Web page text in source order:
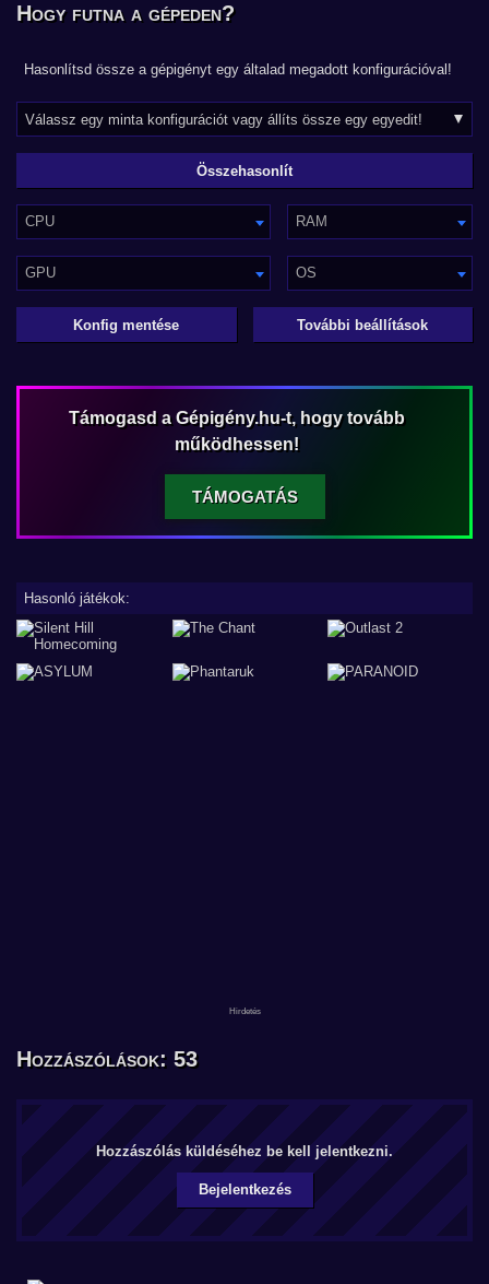
Hogy futna a gépeden?
Hasonlítsd össze a gépigényt egy általad megadott konfigurációval!
CPU RAM
GPU OS
Konfig mentése További beállítások
Támogasd a Gépigény.hu-t, hogy tovább
működhessen!
TÁMOGATÁS
Hasonló játékok:
Hozzászólások: 53
Hozzászólás küldéséhez be kell jelentkezni.
Bejelentkezés